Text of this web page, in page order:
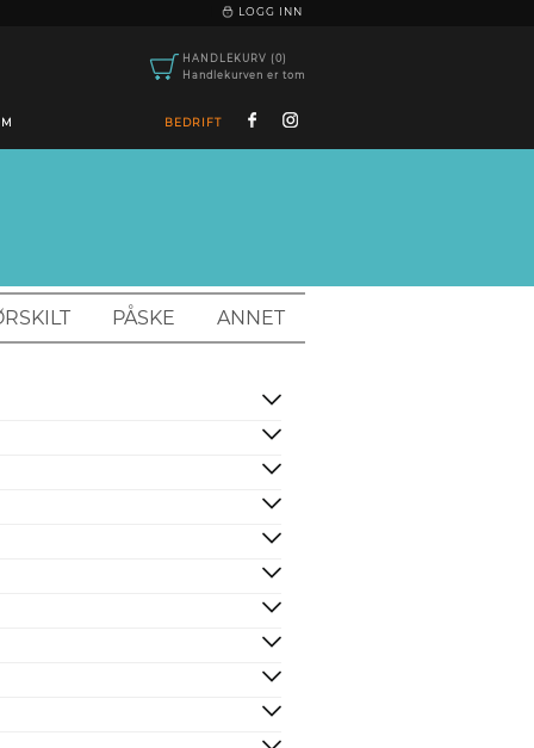
LOGG INN
HANDLEKURV (0)
Handlekurven er tom
BEDRIFT
PÅSKE ANNET